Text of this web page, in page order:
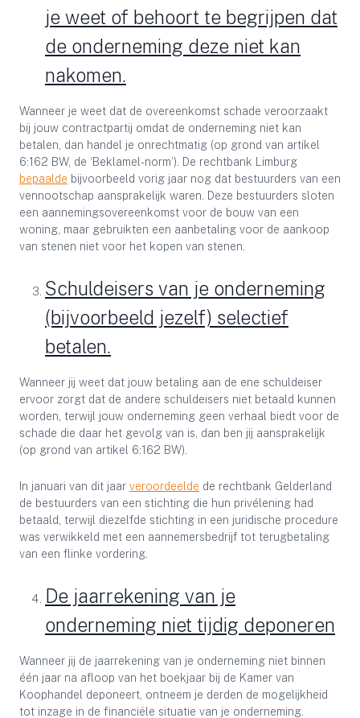
je weet of behoort te begrijpen dat
de onderneming deze niet kan
nakomen.
Wanneer je weet dat de overeenkomst schade veroorzaakt
bij jouw contractpartij omdat de onderneming niet kan
betalen, dan handel je onrechtmatig (op grond van artikel
6:162 BW, de ‘Beklamel-norm’). De rechtbank Limburg
bepaalde bijvoorbeeld vorig jaar nog dat bestuurders van een
vennootschap aansprakelijk waren. Deze bestuurders sloten
een aannemingsovereenkomst voor de bouw van een
woning, maar gebruikten een aanbetaling voor de aankoop
van stenen niet voor het kopen van stenen.
Schuldeisers van je onderneming
(bijvoorbeeld jezelf) selectief
betalen.
Wanneer jij weet dat jouw betaling aan de ene schuldeiser
ervoor zorgt dat de andere schuldeisers niet betaald kunnen
worden, terwijl jouw onderneming geen verhaal biedt voor de
schade die daar het gevolg van is, dan ben jij aansprakelijk
(op grond van artikel 6:162 BW).
In januari van dit jaar veroordeelde de rechtbank Gelderland
de bestuurders van een stichting die hun privélening had
betaald, terwijl diezelfde stichting in een juridische procedure
was verwikkeld met een aannemersbedrijf tot terugbetaling
van een flinke vordering.
De jaarrekening van je
onderneming niet tijdig deponeren
Wanneer jij de jaarrekening van je onderneming niet binnen
één jaar na afloop van het boekjaar bij de Kamer van
Koophandel deponeert, ontneem je derden de mogelijkheid
tot inzage in de financiële situatie van je onderneming.